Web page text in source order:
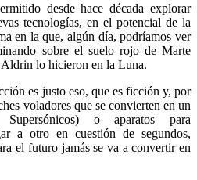
desde hace década explorar
tecnologías, en el potencial de la
en la que, algún día, podríamos ver
sobre el suelo rojo de Marte
lo hicieron en la Luna.
es justo eso, que es ficción y, por
voladores que se convierten en un
o aparatos para
a otro en cuestión de segundos,
el futuro jamás se va a convertir en